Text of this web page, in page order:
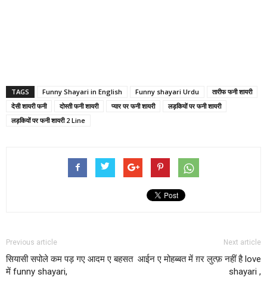
TAGS Funny Shayari in English Funny shayari Urdu
तारीफ फनी शायरी
देसी शायरी फनी
दोस्ती फनी शायरी प्यार पर फनी शायरी
लड़कियों पर फनी शायरी
लड़कियों पर फनी शायरी 2 Line
Previous article
सियासी सपोले कम पड़ गए आदम ए बहसत
में funny shayari,
Next article
आईन ए मोहब्बत में ग़र लुत्फ़ नहीं है love
shayari ,